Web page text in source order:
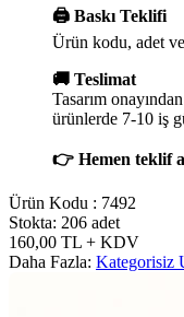
🖨️ Baskı Teklifi
Ürün kodu, adet
🚚 Teslimat
Tasarım
ürünlerde 7-10 iş
👉 Hemen teklif
Ürün Kodu : 7492
Stokta: 206 adet
160,00 TL + KDV
Daha Fazla: Kategorisiz